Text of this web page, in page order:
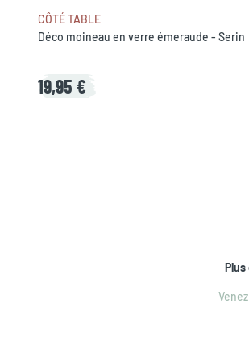
CÔTÉ TABLE
Déco moineau en verre émeraude - Serin
19,95 €
Plus